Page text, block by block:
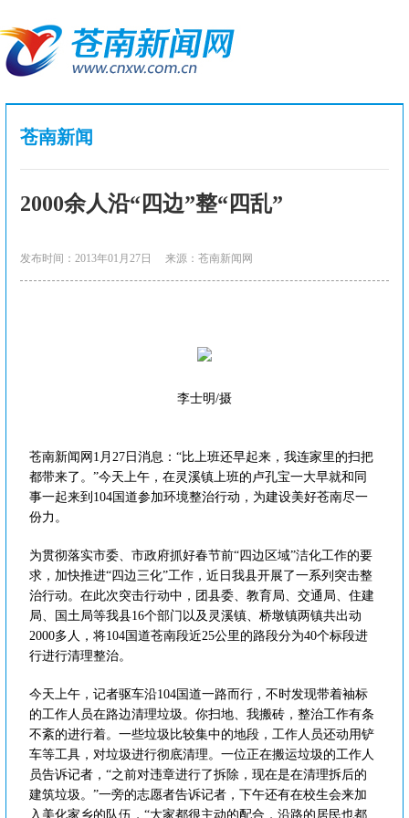
苍南新闻
2000余人沿“四边”整“四乱”
发布时间：2013年01月27日 来源：苍南新闻网
李士明/摄
苍南新闻网1月27日消息：“比上班还早起来，我连家里的扫把
都带来了。”今天上午，在灵溪镇上班的卢孔宝一大早就和同
事一起来到104国道参加环境整治行动，为建设美好苍南尽一
份力。
为贯彻落实市委、市政府抓好春节前“四边区域”洁化工作的要
求，加快推进“四边三化”工作，近日我县开展了一系列突击整
治行动。在此次突击行动中，团县委、教育局、交通局、住建
局、国土局等我县16个部门以及灵溪镇、桥墩镇两镇共出动
2000多人，将104国道苍南段近25公里的路段分为40个标段进
行进行清理整治。
今天上午，记者驱车沿104国道一路而行，不时发现带着袖标
的工作人员在路边清理垃圾。你扫地、我搬砖，整治工作有条
不紊的进行着。一些垃圾比较集中的地段，工作人员还动用铲
车等工具，对垃圾进行彻底清理。一位正在搬运垃圾的工作人
员告诉记者，“之前对违章进行了拆除，现在是在清理拆后的
建筑垃圾。”一旁的志愿者告诉记者，下午还有在校生会来加
入美化家乡的队伍，“大家都很主动的配合，沿路的居民也都